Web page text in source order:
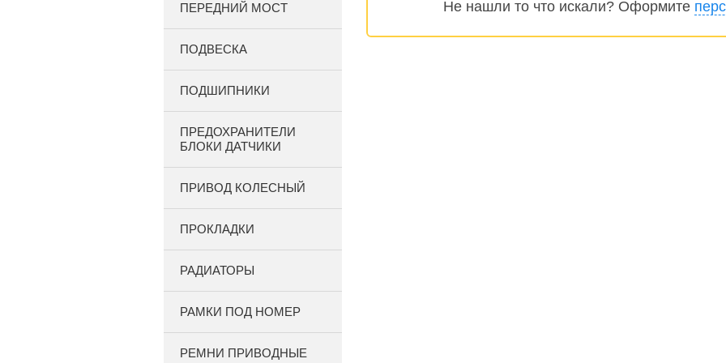
ПЕРЕДНИЙ МОСТ
ПОДВЕСКА
ПОДШИПНИКИ
ПРЕДОХРАНИТЕЛИ
БЛОКИ ДАТЧИКИ
ПРИВОД КОЛЕСНЫЙ
ПРОКЛАДКИ
РАДИАТОРЫ
РАМКИ ПОД НОМЕР
РЕМНИ ПРИВОДНЫЕ
Не нашли то что искали? Оформите